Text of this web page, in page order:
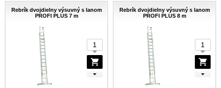
Rebrík dvojdielny výsuvný s lanom
PROFI PLUS 7 m
Rebrík dvojdielny výsuvný s lanom
PROFI PLUS 8 m